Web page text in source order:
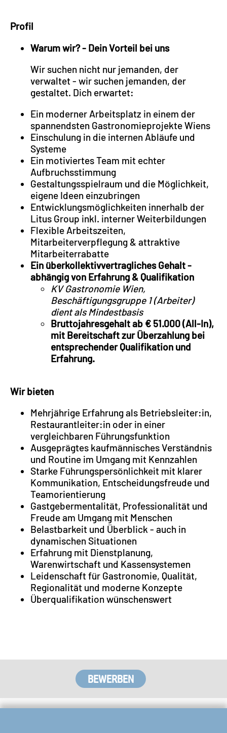
Profil
Warum wir? - Dein Vorteil bei uns
Wir suchen nicht nur jemanden, der
verwaltet - wir suchen jemanden, der
gestaltet. Dich erwartet:
Ein moderner Arbeitsplatz in einem der
spannendsten Gastronomieprojekte Wiens
Einschulung in die internen Abläufe und
Systeme
Ein motiviertes Team mit echter
Aufbruchsstimmung
Gestaltungsspielraum und die Möglichkeit,
eigene Ideen einzubringen
Entwicklungsmöglichkeiten innerhalb der
Litus Group inkl. interner Weiterbildungen
Flexible Arbeitszeiten,
Mitarbeiterverpflegung & attraktive
Mitarbeiterrabatte
Ein überkollektivvertragliches Gehalt -
abhängig von Erfahrung & Qualifikation
KV Gastronomie Wien,
Beschäftigungsgruppe 1 (Arbeiter)
dient als Mindestbasis
Bruttojahresgehalt ab € 51.000 (All-In),
mit Bereitschaft zur Überzahlung bei
entsprechender Qualifikation und
Erfahrung.
Wir bieten
Mehrjährige Erfahrung als Betriebsleiter:in,
Restaurantleiter:in oder in einer
vergleichbaren Führungsfunktion
Ausgeprägtes kaufmännisches Verständnis
und Routine im Umgang mit Kennzahlen
Starke Führungspersönlichkeit mit klarer
Kommunikation, Entscheidungsfreude und
Teamorientierung
Gastgebermentalität, Professionalität und
Freude am Umgang mit Menschen
Belastbarkeit und Überblick - auch in
dynamischen Situationen
Erfahrung mit Dienstplanung,
Warenwirtschaft und Kassensystemen
Leidenschaft für Gastronomie, Qualität,
Regionalität und moderne Konzepte
Überqualifikation wünschenswert